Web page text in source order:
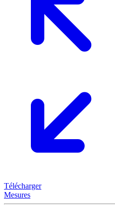
Télécharger
Mesures